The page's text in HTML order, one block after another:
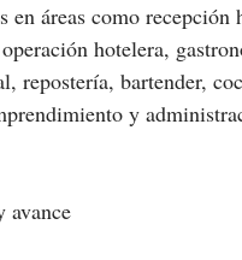
en áreas como recepción
hotelera,
repostería, bartender,
y
avance